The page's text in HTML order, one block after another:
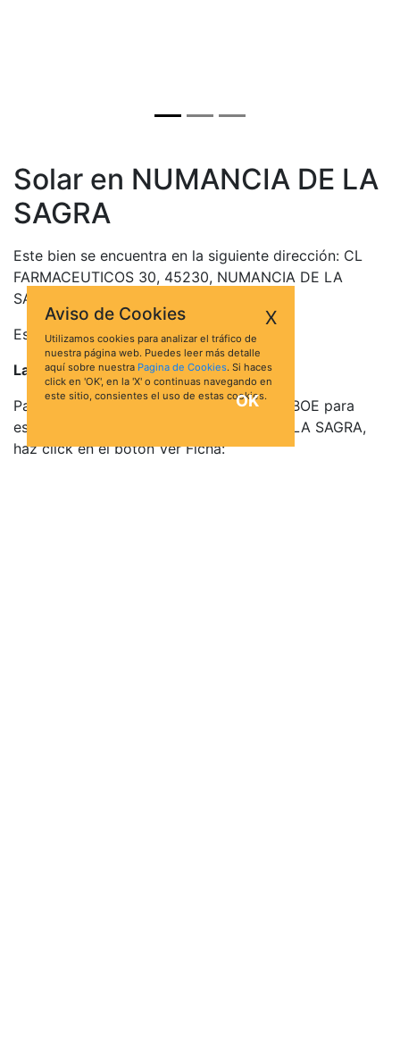
Aviso de Cookies X
Utilizamos cookies para analizar el tráfico de
nuestra página web. Puedes leer más detalle
aquí sobre nuestra Pagina de Cookies. Si haces
click en 'OK', en la 'X' o continuas navegando en
este sitio, consientes el uso de estas cookies.
OK
Solar en NUMANCIA DE LA
SAGRA
Este bien se encuentra en la siguiente dirección: CL
FARMACEUTICOS 30, 45230, NUMANCIA DE LA
SAGRA, Toledo
Está valorado en 43.610,07 €
La puja más alta es de 4.361,01 €
Para acceder a la información oficial del BOE para
esta subasta de Solar en NUMANCIA DE LA SAGRA,
haz click en el botón Ver Ficha: